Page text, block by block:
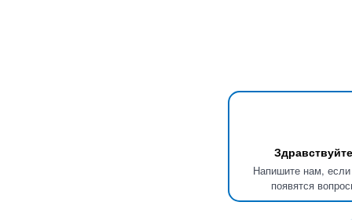
Напишите нам,
появятся